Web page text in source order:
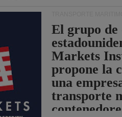
El grupo de
Markets
propone la
una
transporte